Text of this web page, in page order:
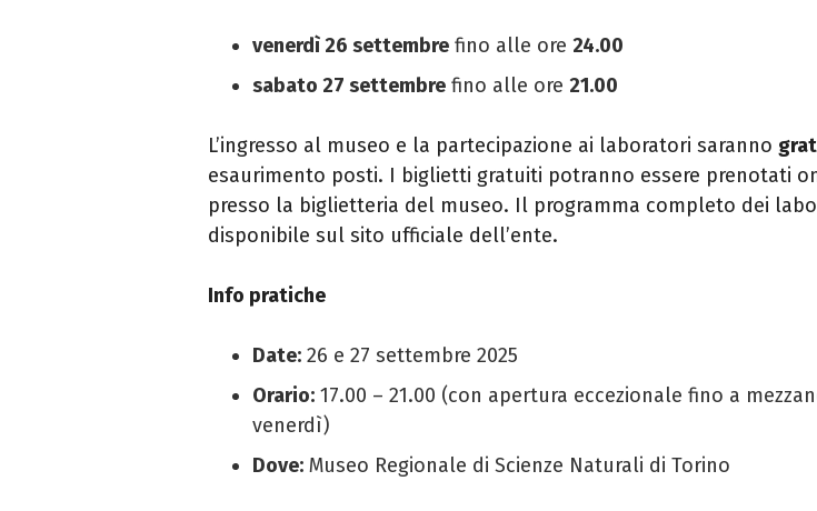
venerdì 26 settembre fino alle ore 24.00
sabato 27 settembre fino alle ore 21.00
L’ingresso al museo e la partecipazione ai laboratori saranno
esaurimento posti. I biglietti gratuiti potranno essere prenotati
presso la biglietteria del museo. Il programma completo dei
disponibile sul sito ufficiale dell’ente.
Info pratiche
Date: 26 e 27 settembre 2025
Orario: 17.00 – 21.00 (con apertura eccezionale fino a
venerdì)
Dove: Museo Regionale di Scienze Naturali di Torino